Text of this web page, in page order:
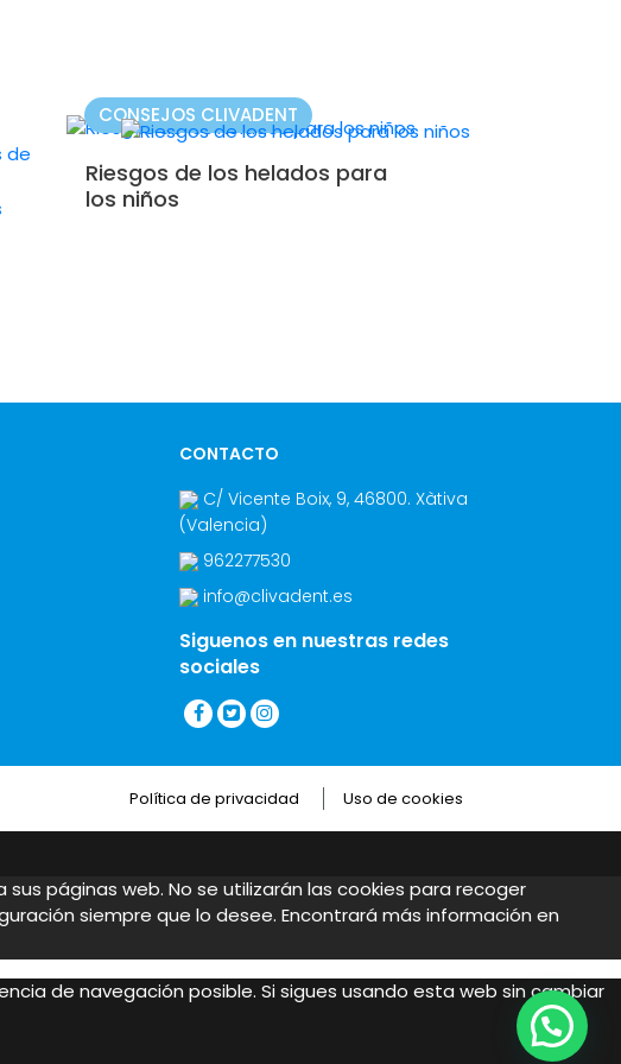
CONSEJOS CLIVADENT
Riesgos de los helados para
los niños
CONTACTO
C/ Vicente Boix, 9, 46800. Xàtiva
(Valencia)
962277530
info@clivadent.es
Siguenos en nuestras redes
sociales
Política de privacidad Uso de cookies
páginas web. No se utilizarán las cookies para recoger
siempre que lo desee. Encontrará más información en
de navegación posible. Si sigues usando esta web sin cambiar